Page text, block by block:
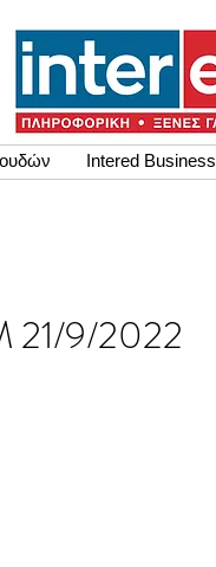
Intered Business
21/9/2022